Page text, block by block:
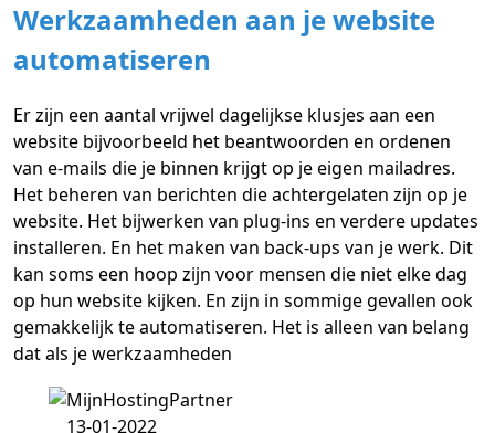
Werkzaamheden aan je website
automatiseren
Er zijn een aantal vrijwel dagelijkse klusjes aan een
website bijvoorbeeld het beantwoorden en ordenen
van e-mails die je binnen krijgt op je eigen mailadres.
Het beheren van berichten die achtergelaten zijn op je
website. Het bijwerken van plug-ins en verdere updates
installeren. En het maken van back-ups van je werk. Dit
kan soms een hoop zijn voor mensen die niet elke dag
op hun website kijken. En zijn in sommige gevallen ook
gemakkelijk te automatiseren. Het is alleen van belang
dat als je werkzaamheden
13-01-2022